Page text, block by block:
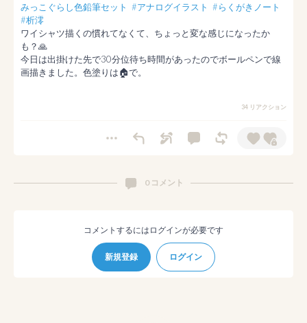
みっこぐらし色鉛筆セット #アナログイラスト #らくがきノート
#析澪
ワイシャツ描くの慣れてなくて、ちょっと変な感じになったか
も？🙏
今日は出掛けた先で30分位待ち時間があったのでボールペンで線
画描きました。色塗りは🏠で。
34 リアクション
0 コメント
コメントするにはログインが必要です
新規登録 ログイン